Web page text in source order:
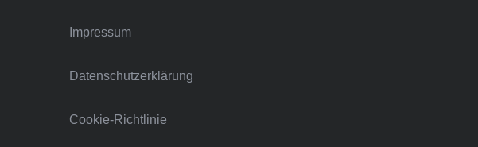
Impressum
Datenschutzerklärung
Cookie-Richtlinie